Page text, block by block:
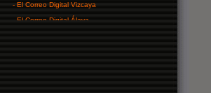
- El Correo Digital Vizcaya
- El Correo Digital Álava